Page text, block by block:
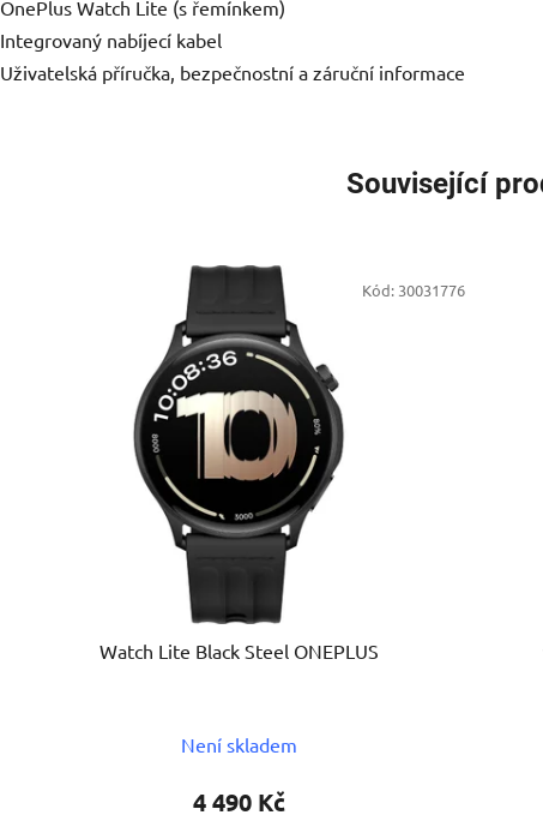
OnePlus Watch Lite (s řemínkem)
Integrovaný nabíjecí kabel
Uživatelská příručka, bezpečnostní a záruční informace
Související
Watch Lite Black Steel ONEPLUS
Není skladem
4 490 Kč
Kód: 30031776